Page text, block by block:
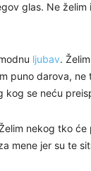
glas. Ne
ljubav.
puno darova,
se neću
nekog tko
mene jer su te